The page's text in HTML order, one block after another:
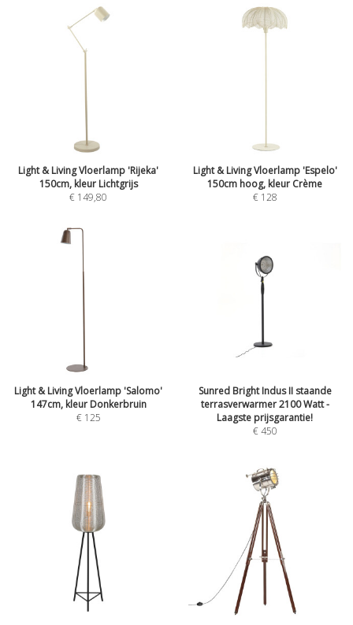
Light & Living Vloerlamp 'Rijeka'
150cm, kleur Lichtgrijs
€ 149,80
Light & Living Vloerlamp 'Espelo'
150cm hoog, kleur Crème
€ 128
Light & Living Vloerlamp 'Salomo'
147cm, kleur Donkerbruin
€ 125
Sunred Bright Indus II staande
terrasverwarmer 2100 Watt -
Laagste prijsgarantie!
€450